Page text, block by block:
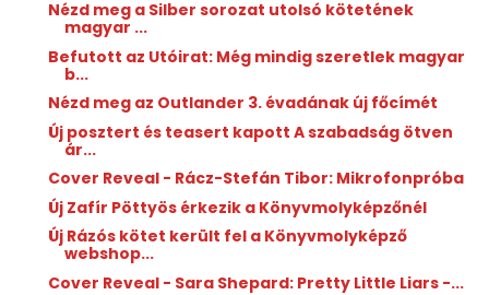
Nézd meg a Silber sorozat utolsó kötetének
magyar ...
Befutott az Utóirat: Még mindig szeretlek magyar
b...
Nézd meg az Outlander 3. évadának új főcímét
Új posztert és teasert kapott A szabadság ötven
ár...
Cover Reveal - Rácz-Stefán Tibor: Mikrofonpróba
Új Zafír Pöttyös érkezik a Könyvmolyképzőnél
Új Rázós kötet került fel a Könyvmolyképző
webshop...
Cover Reveal - Sara Shepard: Pretty Little Liars -...